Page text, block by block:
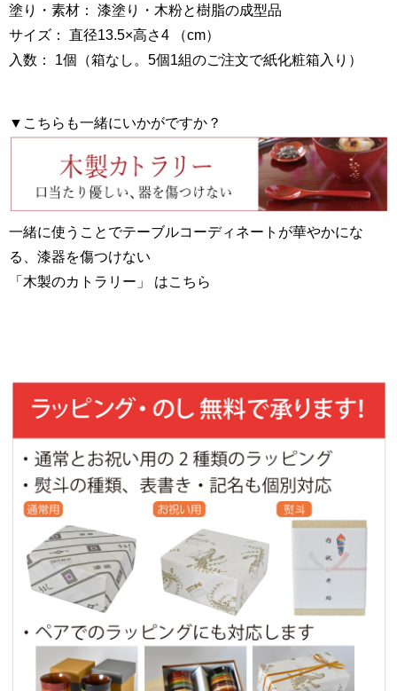
塗り・素材： 漆塗り・木粉と樹脂の成型品
サイズ： 直径13.5×高さ4 （cm）
入数： 1個（箱なし。5個1組のご注文で紙化粧箱入り）
▼こちらも一緒にいかがですか？
一緒に使うことでテーブルコーディネートが華やかにな
る、漆器を傷つけない
「木製のカトラリー」 はこちら